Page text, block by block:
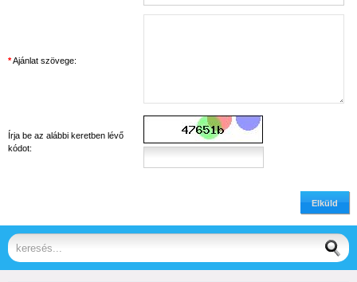
*Ajánlat szövege:
Írja be az alábbi keretben lévő
kódot:
Elküld